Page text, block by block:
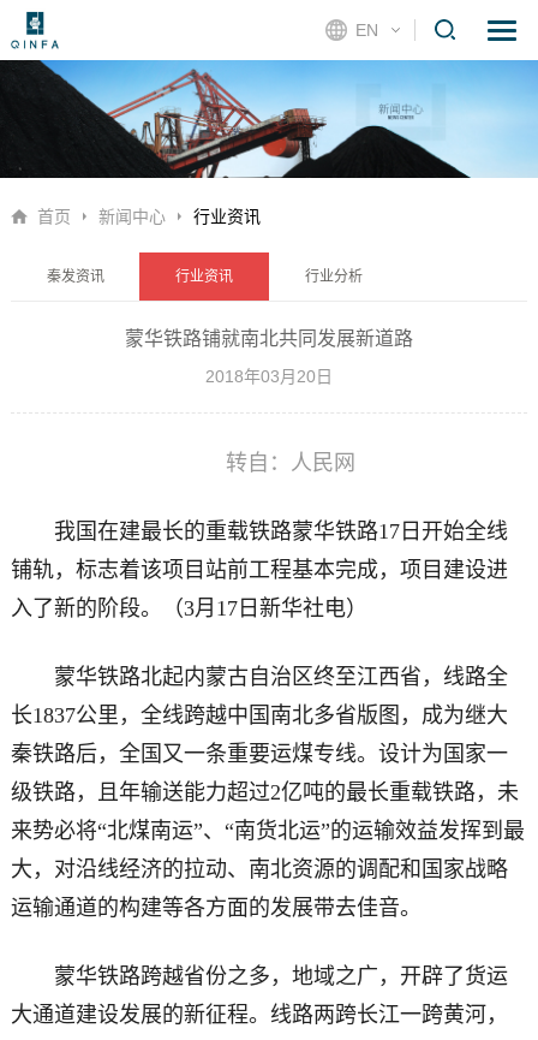
EN
首页 新闻中心 行业资讯
秦发资讯 行业资讯 行业分析
蒙华铁路铺就南北共同发展新道路
2018年03月20日
转自：人民网
我国在建最长的重载铁路蒙华铁路17日开始全线
铺轨，标志着该项目站前工程基本完成，项目建设进
入了新的阶段。（3月17日新华社电）
蒙华铁路北起内蒙古自治区终至江西省，线路全
长1837公里，全线跨越中国南北多省版图，成为继大
秦铁路后，全国又一条重要运煤专线。设计为国家一
级铁路，且年输送能力超过2亿吨的最长重载铁路，未
来势必将“北煤南运”、“南货北运”的运输效益发挥到最
大，对沿线经济的拉动、南北资源的调配和国家战略
运输通道的构建等各方面的发展带去佳音。
蒙华铁路跨越省份之多，地域之广，开辟了货运
大通道建设发展的新征程。线路两跨长江一跨黄河，